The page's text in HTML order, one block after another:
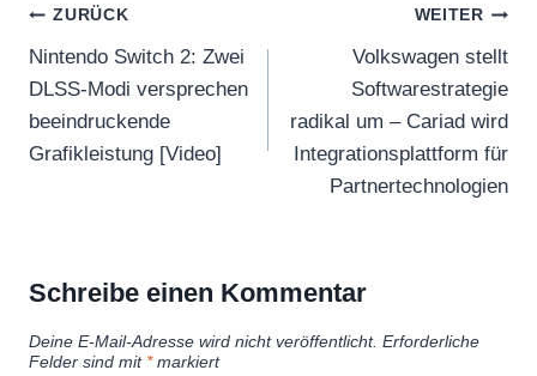
Beitragsnavigation
ZURÜCK
Nintendo Switch 2: Zwei
DLSS-Modi versprechen
beeindruckende
Grafikleistung [Video]
WEITER
Volkswagen stellt
Softwarestrategie
radikal um – Cariad wird
Integrationsplattform für
Partnertechnologien
Schreibe einen Kommentar
Deine E-Mail-Adresse wird nicht veröffentlicht. Erforderliche
Felder sind mit *markiert